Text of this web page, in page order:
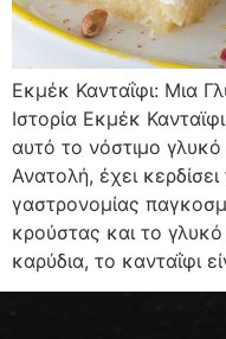
Εκμέκ Κανταΐφι: Μια
Ιστορία Εκμέκ
αυτό το νόστιμο
Ανατολή, έχει
γαστρονομίας
κρούστας και το
καρύδια, το κανταΐφι